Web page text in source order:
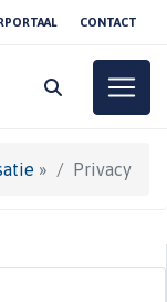
CONTACT
» Privacy